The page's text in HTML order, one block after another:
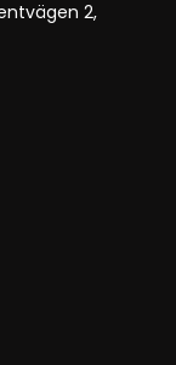
2,